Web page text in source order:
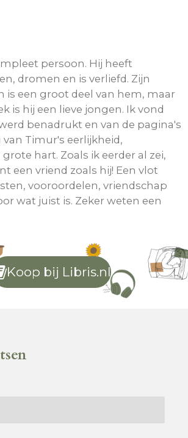
persoon. Hij heeft
dromen en is verliefd. Zijn
is een groot deel van hem, maar
is hij een lieve jongen. Ik vond
benadrukt en van de pagina's
Timur's eerlijkheid,
hart. Zoals ik eerder al zei,
een vriend zoals hij! Een vlot
vooroordelen, vriendschap
wat juist is. Zeker weten een
Koop bij Libris.nl